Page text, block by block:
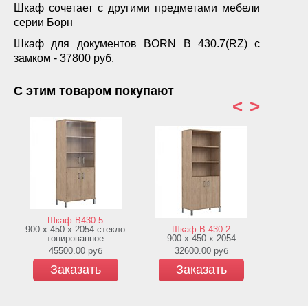
Шкаф сочетает с другими предметами мебели
серии Борн
Шкаф для документов BORN В 430.7(RZ) с
замком - 37800 руб.
С этим товаром покупают
< >
Шкаф В430.5
900 х 450 х 2054 стекло
тонированное
45500.00 руб
Заказать
Шкаф В 430.2
900 х 450 х 2054
32600.00 руб
Заказать